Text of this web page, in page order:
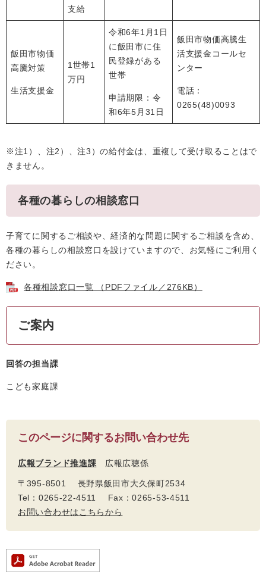
支給
飯田市物価
高騰対策
生活支援金
1世帯1
万円
令和6年1月1日
に飯田市に住
民登録がある
世帯
申請期限：令
和6年5月31日
飯田市物価高騰生
活支援金コールセ
ンター
電話：
0265(48)0093
※注1）、注2）、注3）の給付金は、重複して受け取ることはで
きません。
各種の暮らしの相談窓口
子育てに関するご相談や、経済的な問題に関するご相談を含め、
各種の暮らしの相談窓口を設けていますので、お気軽にご利用く
ださい。
各種相談窓口一覧 （PDFファイル／276KB）
ご案内
回答の担当課
こども家庭課
このページに関するお問い合わせ先
広報ブランド推進課 広報広聴係
〒395-8501 長野県飯田市大久保町2534
Tel：0265-22-4511 Fax：0265-53-4511
お問い合わせはこちらから